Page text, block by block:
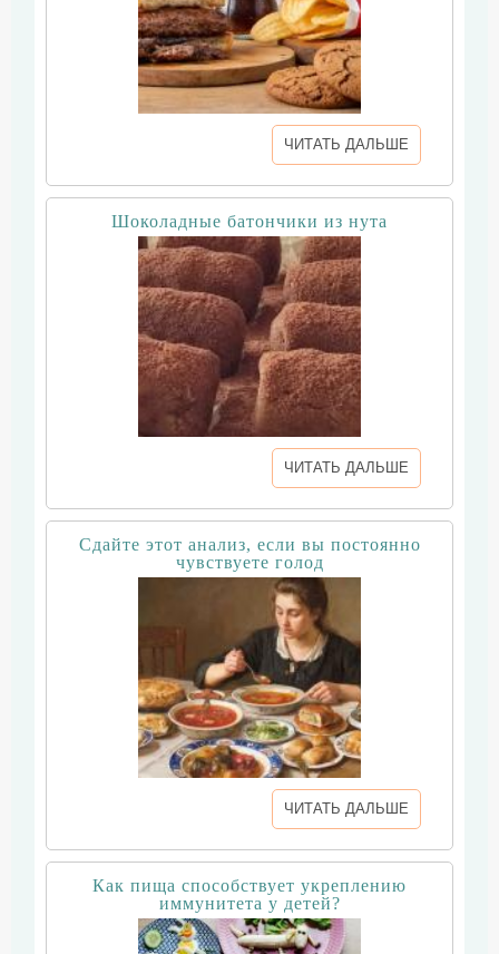
ЧИТАТЬ ДАЛЬШЕ
Шоколадные батончики из нута
ЧИТАТЬ ДАЛЬШЕ
Сдайте этот анализ, если вы постоянно
чувствуете голод
ЧИТАТЬ ДАЛЬШЕ
Как пища способствует укреплению
иммунитета у детей?